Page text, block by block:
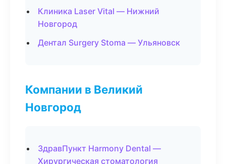
Клиника Laser Vital — Нижний
Новгород
Дентал Surgery Stoma — Ульяновск
Компании в Великий
Новгород
ЗдравПункт Harmony Dental —
Хирургическая стоматология